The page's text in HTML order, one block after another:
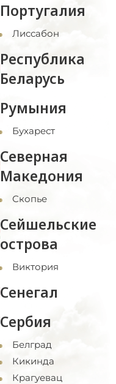
Португалия
Лиссабон
Республика
Беларусь
Румыния
Бухарест
Северная
Македония
Скопье
Сейшельские
острова
Виктория
Сенегал
Сербия
Белград
Кикинда
Крагуевац